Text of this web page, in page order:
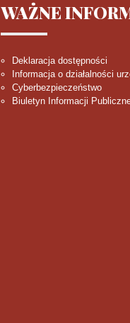
WAŻNE
Deklaracja dostępności
Informacja o działalności
Cyberbezpieczeństwo
Biuletyn Informacji